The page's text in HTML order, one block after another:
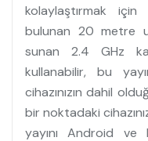
kolaylaştırmak
bulunan 20 metre
sunan 2.4 GHz
kullanabilir, bu
cihazınızın dahil
bir noktadaki
yayını Android ve